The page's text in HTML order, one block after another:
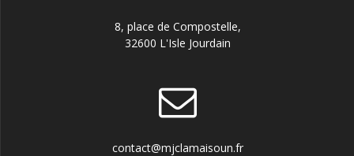
8, place de Compostelle,
32600 L'Isle Jourdain
contact@mjclamaisoun.fr